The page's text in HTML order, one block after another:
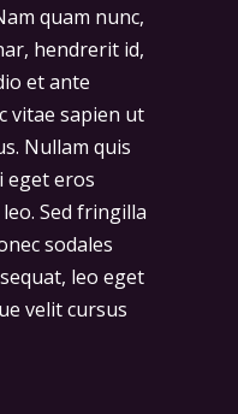
quam nunc,
hendrerit id,
et ante
vitae sapien ut
Nullam quis
eget eros
Sed fringilla
sodales
leo eget
velit cursus